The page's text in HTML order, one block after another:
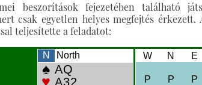
beszorítások fejezetében található
csak egyetlen helyes megfejtés érkezett.
teljesítette a feladatot: